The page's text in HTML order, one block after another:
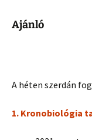
Ajánló
A héten szerdán
1. Kronobiológia